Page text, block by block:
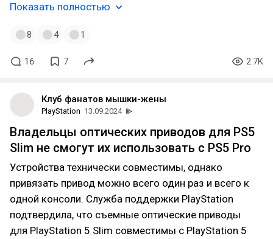
Показать полностью
8 4 1
16 7 2.7K
Клуб фанатов мышки-жены
PlayStation 13.09.2024
Владельцы оптических приводов для PS5
Slim не смогут их использовать с PS5 Pro
Устройства технически совместимы, однако
привязать привод можно всего один раз и всего к
одной консоли. Служба поддержки PlayStation
подтвердила, что съемные оптические приводы
для PlayStation 5 Slim совместимы с PlayStation 5